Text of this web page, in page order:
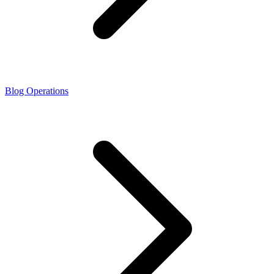
Blog Operations